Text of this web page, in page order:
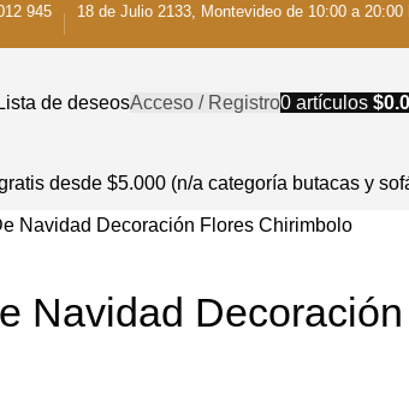
945 18 de Julio 2133, Montevideo de 10:00 a 20:00
Lista de deseosAcceso / Registro0 artículos $
desde $5.000 (n/a categoría butacas y
Navidad Decoración Flores Chirimbolo
Navidad Decoración